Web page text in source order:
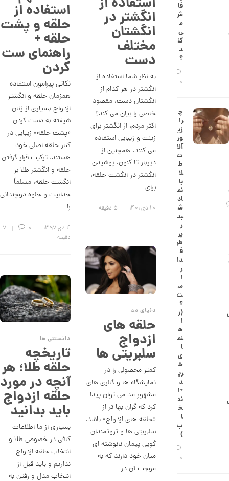
انگشتر در
انگشتان
مختلف
دست
به نظر شما استفاده از
انگشتر در هر کدام از
انگشتان دست، مقصود
خاصی را بیان می کند؟
اکثر مردم، از انگشتر برای
زینت و زیبایی استفاده
می کنند. همچنین از
دیرباز تا کنون، پوشیدن
انگشتر در انگشت حلقه،
برای…
۲۰ دی ۱۴۰۱ 5 دقیقه
استفاده از
حلقه و پشت
حلقه +
راهنمای ست
کردن
نکاتی پیرامون استفاده
همزمان حلقه و انگشتر
ازدواج بسیاری از زنان
شیفته به دست کردن
«پشت حلقه» زیبایی در
کنار حلقه اصلی خود
هستند. ترکیب قرار گرفتن
حلقه و انگشتر طلا بر
انگشت حلقه، مسلماً
جذابیت و جلوه دوچندانی
را…
۴ دی ۱۳۹۷ 0
7
دقیقه
دنیای مد
حلقه های
ازدواج
سلبریتی ها
کمتر محصولی را در
نمایشگاه ها و گالری های
مشهور مد می توان پیدا
کرد که گران بها تر از
«حلقه های ازدواج» باشد.
سلبریتی ها و ثروتمندان
گویی پیمان نانوشته ای
میان خود دارند که به
موجب آن در…
دانستنی ها
تاریخچه
حلقه طلا؛ هر
آنچه در مورد
حلقه ازدواج
باید بدانید
بسیاری از ما اطلاعات
کافی در خصوص طلا و
انتخاب حلقه ازدواج
نداریم و باید قبل از
انتخاب مدل و رفتن به
فا
ش
م
ی‌
کن
د
؟
0
چ
را
زی
ور
آلا
ت
ط
لا
با
نم
اد
ش
بد
ر
پر
طر
ف
دا
ر
ا
س
ت
؟
(ر
ا
ه
نم
ا
ی
خ
ری
د
+ا
نت
خ
ا
ب
)
0
ح
ه
ش
ت
ض
ل
ع
ی
ک
8
8
9
2
6
1
9
1
0
0
0
ت
و
م
ا
ن
ا
ن
گ
ش
ت
ط